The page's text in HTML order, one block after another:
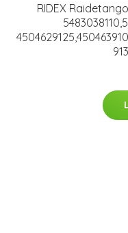
RIDEX